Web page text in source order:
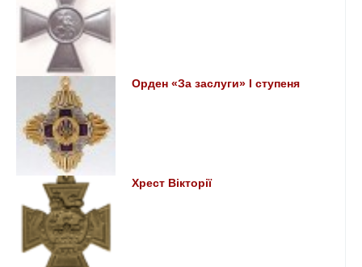
Орден «За заслуги» I ступеня
Хрест Вікторії